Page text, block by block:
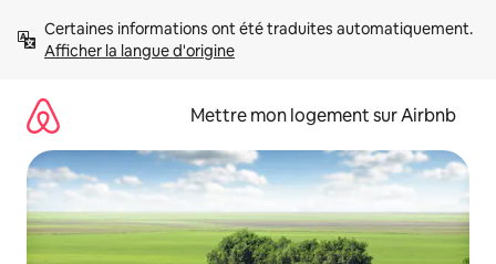
directement
Afficher la langue d'origine
Mettre mon logement sur Airbnb